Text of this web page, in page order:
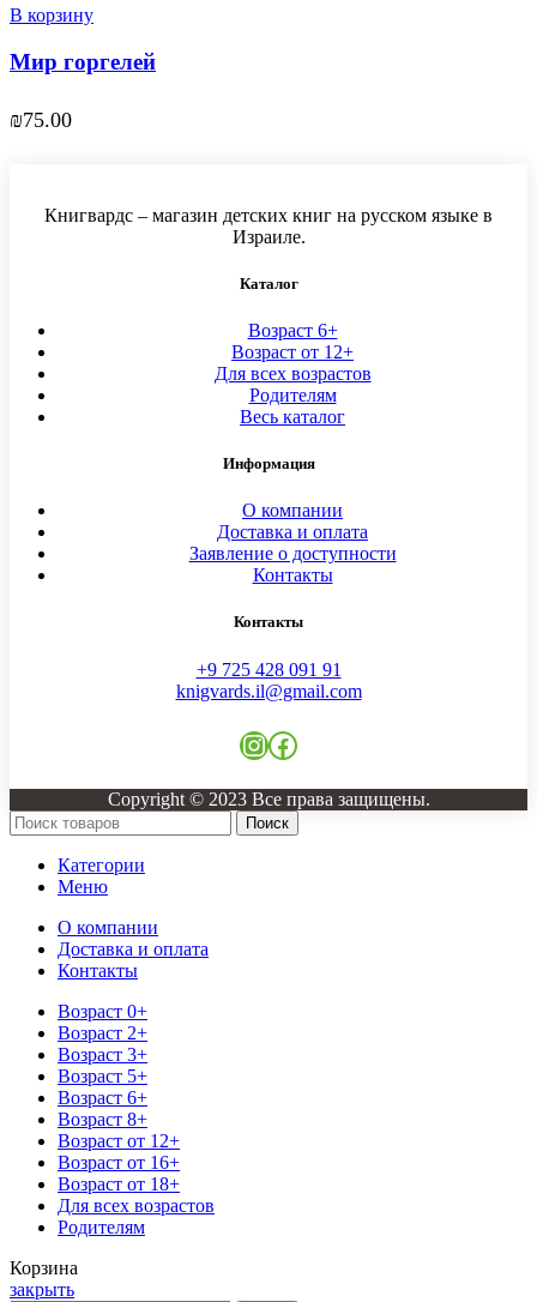
В корзину
Мир горгелей
₪75.00
Книгвардс – магазин детских книг на русском языке в
Израиле.
Каталог
Возраст 6+
Возраст от 12+
Для всех возрастов
Родителям
Весь каталог
Информация
О компании
Доставка и оплата
Заявление о доступности
Контакты
Контакты
+9 725 428 091 91
knigvards.il@gmail.com
Copyright © 2023 Все права защищены.
Поиск
Категории
Меню
О компании
Доставка и оплата
Контакты
Возраст 0+
Возраст 2+
Возраст 3+
Возраст 5+
Возраст 6+
Возраст 8+
Возраст от 12+
Возраст от 16+
Возраст от 18+
Для всех возрастов
Родителям
Корзина
закрыть